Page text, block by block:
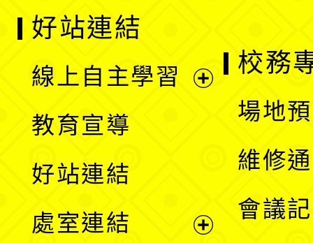
好站連結
線上自主學習
單
教育宣導
好站連結
處室連結
校務
場地
維修
會議